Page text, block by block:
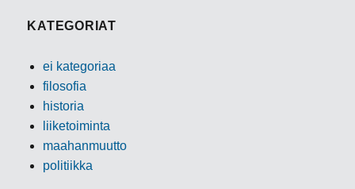
KATEGORIAT
ei kategoriaa
filosofia
historia
liiketoiminta
maahanmuutto
politiikka